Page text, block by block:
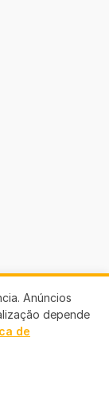
Anúncios
depende
de